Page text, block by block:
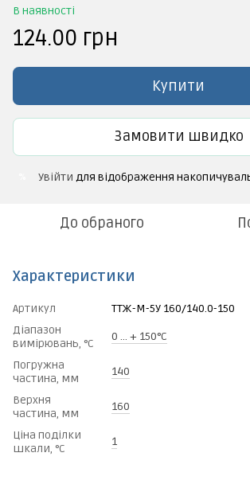
В наявності
124.00 грн
Купити
Замовити швидко
Увійти для відображення
До обраного
Характеристики
Артикул
ТТЖ-М-5У 160/140.0-150
Діапазон
вимірювань, °C
0 ... + 150°C
Погружна
частина, мм
140
Верхня
частина, мм
160
Ціна поділки
шкали, °C
1